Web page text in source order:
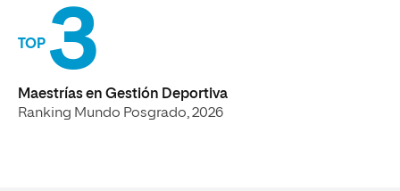
TOP 3
Maestrías en Gestión Deportiva
Ranking Mundo Posgrado, 2026